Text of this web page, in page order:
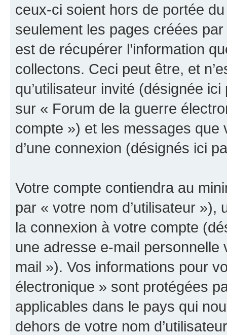
ceux-ci soient hors de portée
seulement les pages créées
est de récupérer l’information
collectons. Ceci peut être, et
qu’utilisateur invité (désignée
sur « Forum de la guerre
compte ») et les messages que
d’une connexion (désignés ici
Votre compte contiendra au
par « votre nom d’utilisateur
la connexion à votre compte
une adresse e-mail
mail »). Vos informations pour
électronique » sont protégées
applicables dans le pays qui
dehors de votre nom